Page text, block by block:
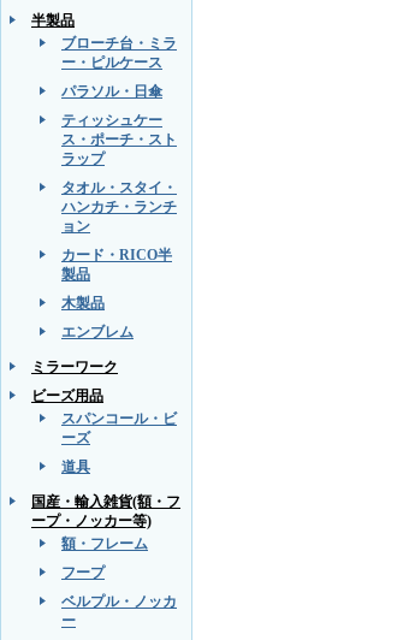
半製品
ブローチ台・ミラ
ー・ピルケース
パラソル・日傘
ティッシュケー
ス・ポーチ・スト
ラップ
タオル・スタイ・
ハンカチ・ランチ
ョン
カード・RICO半
製品
木製品
エンブレム
ミラーワーク
ビーズ用品
スパンコール・ビ
ーズ
道具
国産・輸入雑貨(額・フ
ープ・ノッカー等)
額・フレーム
フープ
ベルプル・ノッカ
ー